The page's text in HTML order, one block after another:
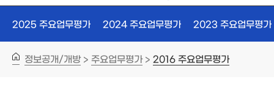
2025 주요업무평가 2024 주요업무평가 2023 주요업무평가
정보공개/개방 > 주요업무평가 > 2016 주요업무평가